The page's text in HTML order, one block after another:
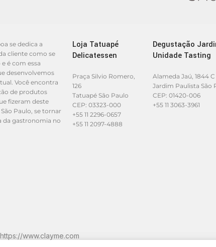
se dedica a
cliente como se
é com essa
desenvolvemos
Você encontra
de produtos
fizeram deste
Paulo, se tornar
da gastronomia no
Loja Tatuapé
Delicatessen
Praça Silvio Romero,
126
Tatuapé São Paulo
CEP: 03323-000
+55 11 2296-0657
+55 11 2097-4888
Degustação
Unidade Tasting
Alameda Jaú, 1844 C
Jardim Paulista São
CEP: 01420-006
+55 11 3063-3961
https://www.clayme.com